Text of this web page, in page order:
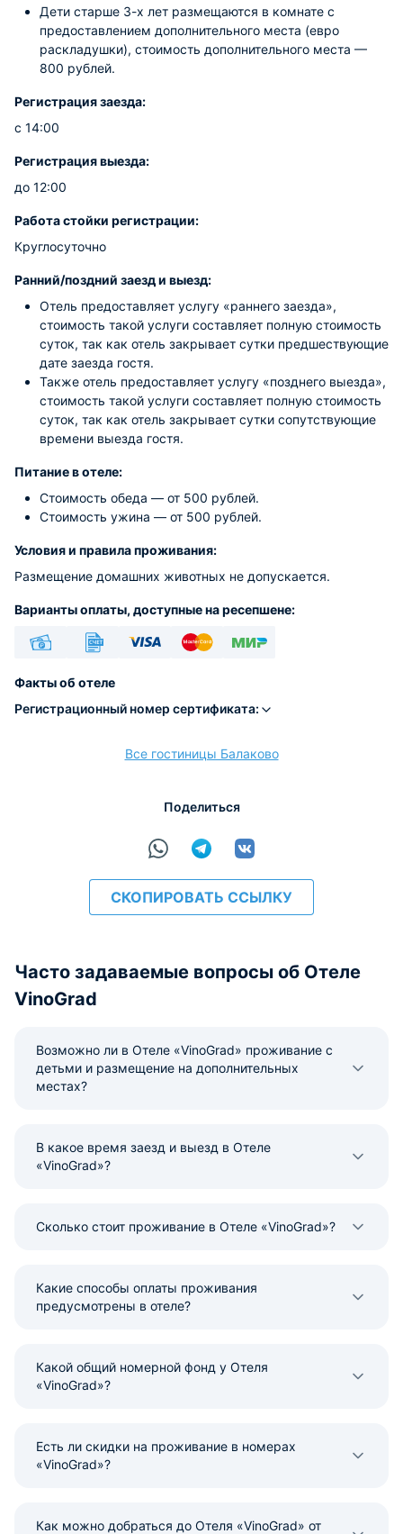
Дети старше 3-х лет размещаются в комнате с
предоставлением дополнительного места (евро
раскладушки), стоимость дополнительного места —
800 рублей.
Регистрация заезда:
с 14:00
Регистрация выезда:
до 12:00
Работа стойки регистрации:
Круглосуточно
Ранний/поздний заезд и выезд:
Отель предоставляет услугу «раннего заезда»,
стоимость такой услуги составляет полную стоимость
суток, так как отель закрывает сутки предшествующие
дате заезда гостя.
Также отель предоставляет услугу «позднего выезда»,
стоимость такой услуги составляет полную стоимость
суток, так как отель закрывает сутки сопутствующие
времени выезда гостя.
Питание в отеле:
Стоимость обеда — от 500 рублей.
Стоимость ужина — от 500 рублей.
Условия и правила проживания:
Размещение домашних животных не допускается.
Варианты оплаты, доступные на ресепшене:
Факты об отеле
Регистрационный номер сертификата:
Все гостиницы Балаково
Поделиться
СКОПИРОВАТЬ ССЫЛКУ
Часто задаваемые вопросы об Отеле
VinoGrad
Возможно ли в Отеле «VinoGrad» проживание с
детьми и размещение на дополнительных
местах?
В какое время заезд и выезд в Отеле
«VinoGrad»?
Сколько стоит проживание в Отеле «VinoGrad»?
Какие способы оплаты проживания
предусмотрены в отеле?
Какой общий номерной фонд у Отеля
«VinoGrad»?
Есть ли скидки на проживание в номерах
«VinoGrad»?
Как можно добраться до Отеля «VinoGrad» от